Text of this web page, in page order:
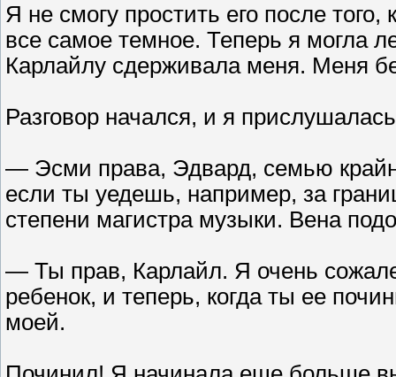
Я не смогу простить его после
все самое темное. Теперь я могла
Карлайлу сдерживала меня. Меня
Разговор начался, и я
— Эсми права, Эдвард, семью
если ты уедешь, например, за
степени магистра музыки. Вена
— Ты прав, Карлайл. Я очень
ребенок, и теперь, когда ты ее
моей.